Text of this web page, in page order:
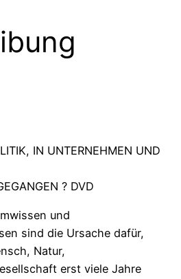
IN UNTERNEHMEN UND
? DVD
und
sind die Ursache dafür,
Natur,
erst viele Jahre